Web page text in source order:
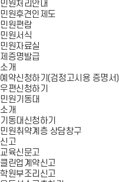
민원처리안내
민원후견인제도
민원편람
민원서식
민원자료실
제증명발급
소개
예약신청하기(검정고시용 증명서)
우편신청하기
민원기동대
소개
기동대신청하기
민원취약계층 상담창구
신고
교육신문고
클린업계약신고
학원부조리신고